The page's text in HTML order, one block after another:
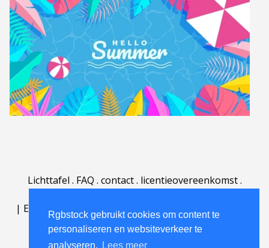
Rgbstock gebruikt cookies om content te
personaliseren en websiteverkeer te
analyseren.
Lees meer
Lichttafel . FAQ . contact. licentieovereenkomst.
| English | Deutsch Español | Português
Nederlands|